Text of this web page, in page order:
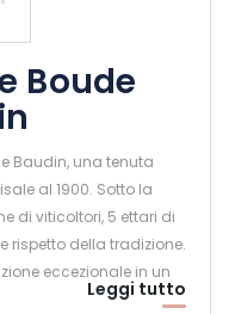
Boude
Baudin, una tenuta
al 1900. Sotto la
di viticoltori, 5 ettari di
rispetto della tradizione.
eccezionale in un
esposizione al sole.
Leggi tutto